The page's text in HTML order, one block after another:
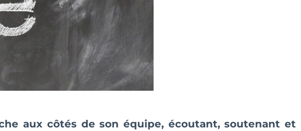
aux côtés de son équipe, écoutant, soutenant et